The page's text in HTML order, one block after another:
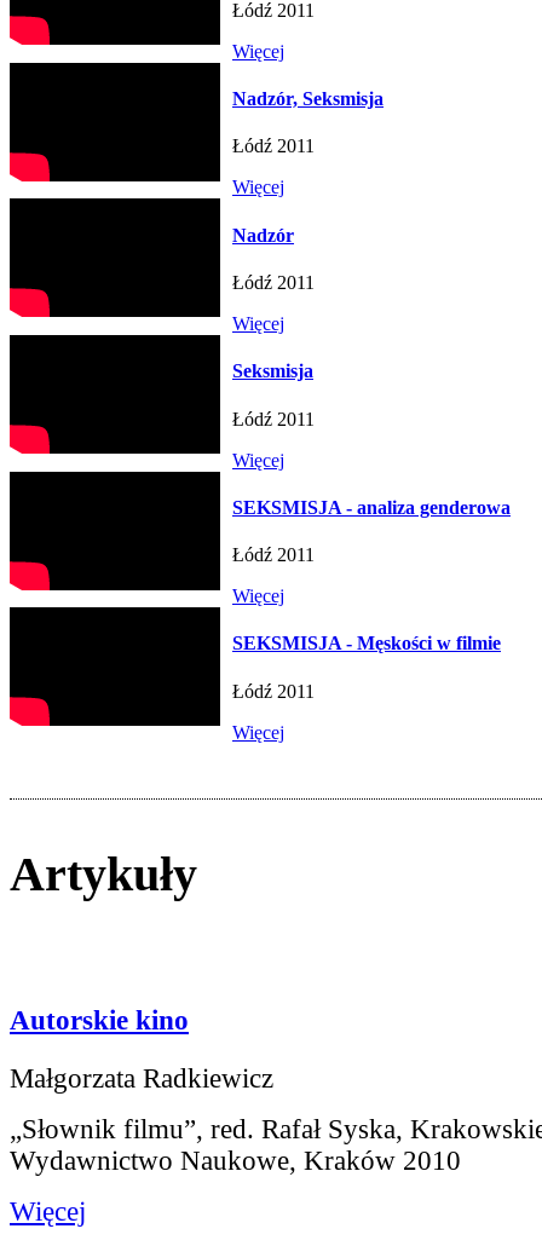
Łódź 2011
Więcej
Nadzór, Seksmisja
Łódź 2011
Więcej
Nadzór
Łódź 2011
Więcej
Seksmisja
Łódź 2011
Więcej
SEKSMISJA - analiza genderowa
Łódź 2011
Więcej
SEKSMISJA - Męskości w filmie
Łódź 2011
Więcej
Artykuły
Autorskie kino
Małgorzata Radkiewicz
„Słownik filmu”, red. Rafał Syska,
Wydawnictwo Naukowe, Kraków 2010
Więcej